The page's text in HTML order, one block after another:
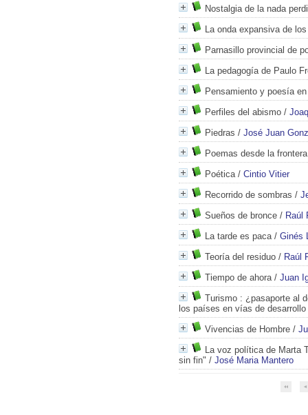
Nostalgia de la nada
La onda expansiva de
Parnasillo provincial de
La pedagogía de Paulo
Pensamiento y poesía
Perfiles del abismo /
Piedras / José Juan
Poemas desde la frontera
Poética/ Cintio Vitier
Recorrido de sombras /
Sueños de bronce / Raúl
La tarde es paca/ Ginés
Teoría del residuo / Raúl
Tiempo de ahora/ Juan
Turismo : ¿pasaporte al
los países en vías de desarrollo
Vivencias de Hombre /
La voz política de Marta
sin fin" / José Maria Mantero